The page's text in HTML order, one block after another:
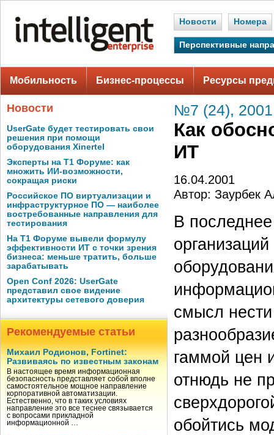
Новости Номера
Перспективные
Мобильность Бизнес-процессы Ресурсы
Новости
UserGate будет тестировать свои
решения при помощи
оборудования Xinertel
Эксперты на Т1 Форуме: как
множить ИИ-возможности,
сокращая риски
Российское ПО виртуализации и
инфраструктурное ПО — наиболее
востребованные направления для
тестирования
На Т1 Форуме вывели формулу
эффективности ИТ с точки зрения
бизнеса: меньше тратить, больше
зарабатывать
Open Conf 2026: UserGate
представил свое видение
архитектуры сетевого доверия
Рекомендуемые статьи
Михаил Родионов, Fortinet:
Развиваясь по известным законам
В настоящее время информационная
безопасность представляет собой вполне
самостоятельное мощное направление
корпоративной автоматизации.
Естественно, что в таких условиях
направление это все теснее связывается
с вопросами прикладной
информационной …
№7 (24), 2001
Как
ИТ
16.04.2001
Автор: Заурбек
В
смысл
гаммой цен
отнюдь не
обойтись